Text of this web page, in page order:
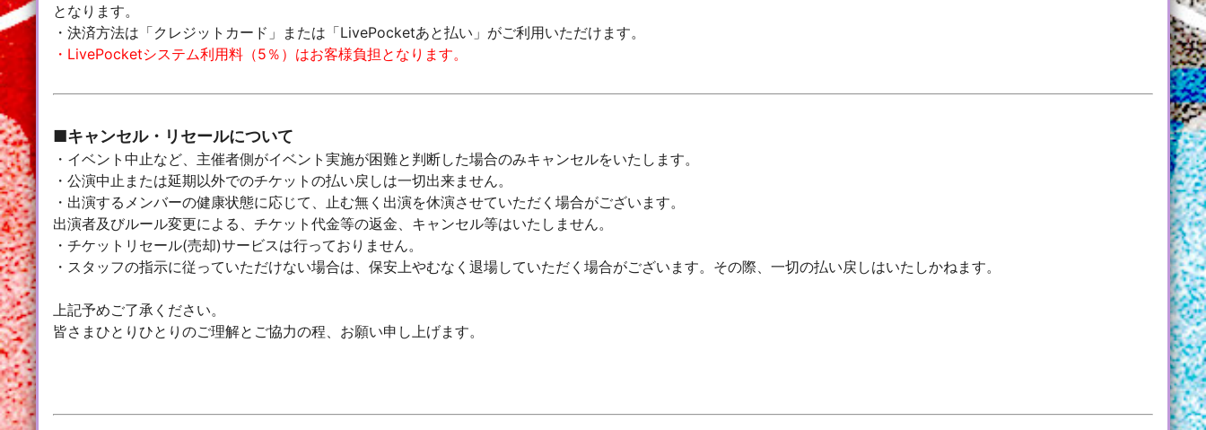
となります。
・決済方法は「クレジットカード」または「LivePocketあと払い」がご利用いただけます。
・LivePocketシステム利用料（5％）はお客様負担となります。
■キャンセル・リセールについて
・イベント中止など、主催者側がイベント実施が困難と判断した場合のみキャンセルをいたします。
・公演中止または延期以外でのチケットの払い戻しは一切出来ません。
・出演するメンバーの健康状態に応じて、止む無く出演を休演させていただく場合がございます。
出演者及びルール変更による、チケット代金等の返金、キャンセル等はいたしません。
・チケットリセール(売却)サービスは行っておりません。
・スタッフの指示に従っていただけない場合は、保安上やむなく退場していただく場合がございます。その際、一切の払い戻しはいたしかねます。
上記予めご了承ください。
皆さまひとりひとりのご理解とご協力の程、お願い申し上げます。